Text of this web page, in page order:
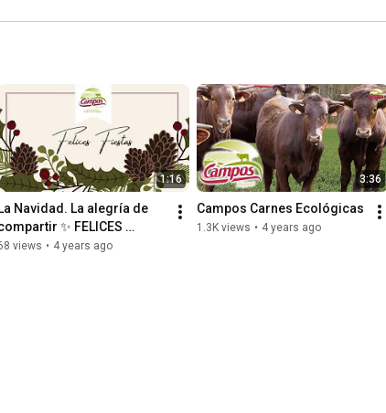
1:16
La Navidad. La alegría de
✨ FELICES
✨
views • 4 years ago
3:36
Campos Carnes Ecológicas
1.3K views • 4 years ago